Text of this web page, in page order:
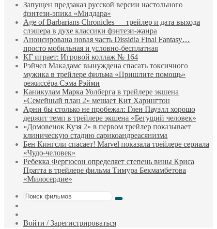
Запущен предзаказ русской версии настольного
фэнтези-эпика «Миддара»
Age of Barbarians Chronicles — трейлер и дата выхода
слэшера в духе классики фэнтези-жанра
Анонсирована новая часть Dissidia Final Fantasy…
просто мобильная и условно-бесплатная
КГ играет: Игровой коллаж № 164
Рэйчел Макадамс вынуждена спасать токсичного
мужика в трейлере фильма «Пришлите помощь»
режиссёра Сэма Рэйми
Каникулам Марка Уолберга в трейлере экшена
«Семейный план 2» мешает Кит Харингтон
Арни бы столько не пробежал: Глен Пауэлл хорошо
держит темп в трейлере экшена «Бегущий человек»
«Домовенок Кузя 2» в первом трейлер показывает
клиническую стадию сарикоандреасянизма
Бен Кингсли спасает! Marvel показала трейлере сериала
«Чудо-человек»
Ребекка Фергюсон определяет степень вины Криса
Пратта в трейлере фильма Тимура Бекмамбетова
«Милосердие»
Поиск
фильм
Войти / Зарегистрироваться